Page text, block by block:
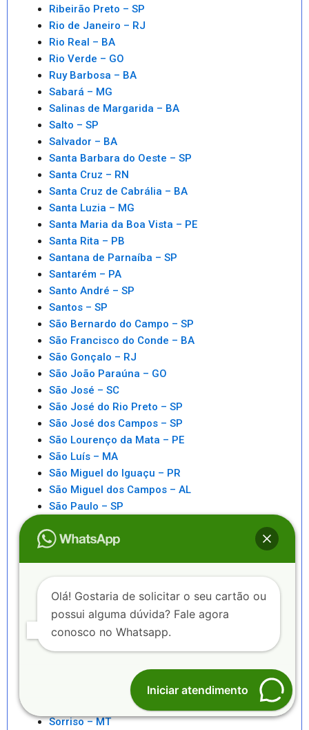
Ribeirão Preto – SP
Rio de Janeiro – RJ
Rio Real – BA
Rio Verde – GO
Ruy Barbosa – BA
Sabará – MG
Salinas de Margarida – BA
Salto – SP
Salvador – BA
Santa Barbara do Oeste – SP
Santa Cruz – RN
Santa Cruz de Cabrália – BA
Santa Luzia – MG
Santa Maria da Boa Vista – PE
Santa Rita – PB
Santana de Parnaíba – SP
Santarém – PA
Santo André – SP
Santos – SP
São Bernardo do Campo – SP
São Francisco do Conde – BA
São Gonçalo – RJ
São João Paraúna – GO
São José – SC
São José do Rio Preto – SP
São José dos Campos – SP
São Lourenço da Mata – PE
São Luís – MA
São Miguel do Iguaçu – PR
São Miguel dos Campos – AL
São Paulo – SP
São Sebastiao – SP
Senhor do Bonfim – BA
Serra – ES
Serrinha – BA
Sete Lagoas – MG
Sorriso – MT
Olá! Gostaria de solicitar o seu cartão ou
possui alguma dúvida? Fale agora
conosco no Whatsapp.
Iniciar atendimento